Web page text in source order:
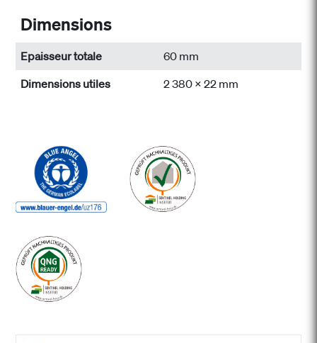
Dimensions
Epaisseur totale
60 mm
Dimensions utiles
2 380 x 22 mm